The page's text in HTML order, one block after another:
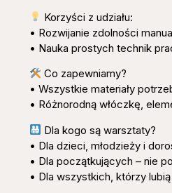
Korzyści z udziału:
• Rozwijanie zdolności
• Nauka prostych technik
Co zapewniamy?
• Wszystkie materiały
• Różnorodną włóczkę,
Dla kogo są warsztaty?
• Dla dzieci, młodzieży i
• Dla początkujących – nie
• Dla wszystkich, którzy